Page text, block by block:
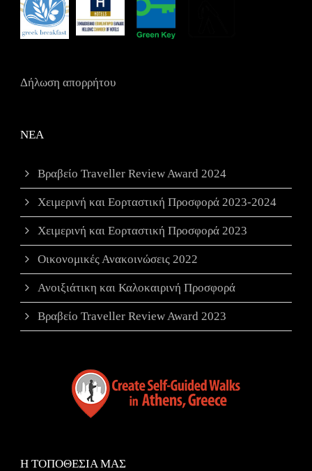
Δήλωση απορρήτου
ΝΕΑ
Βραβείο Traveller Review Award 2024
Χειμερινή και Εορταστική Προσφορά 2023-2024
Χειμερινή και Εορταστική Προσφορά 2023
Οικονομικές Ανακοινώσεις 2022
Ανοιξιάτικη και Καλοκαιρινή Προσφορά
Βραβείο Traveller Review Award 2023
Η ΤΟΠΟΘΕΣΙΑ ΜΑΣ